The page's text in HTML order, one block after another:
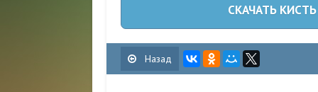
СКАЧАТЬ
Назад